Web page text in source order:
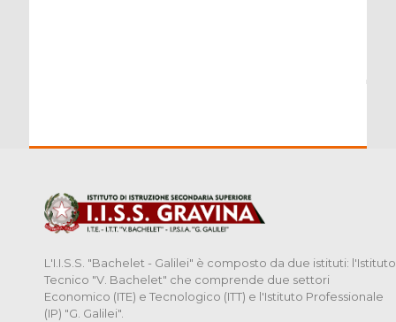
L'I.I.S.S. "Bachelet - Galilei" è composto da due istituti: l'Istituto
Tecnico "V. Bachelet" che comprende due settori
Economico (ITE) e Tecnologico (ITT) e l'Istituto Professionale
(IP) "G. Galilei".